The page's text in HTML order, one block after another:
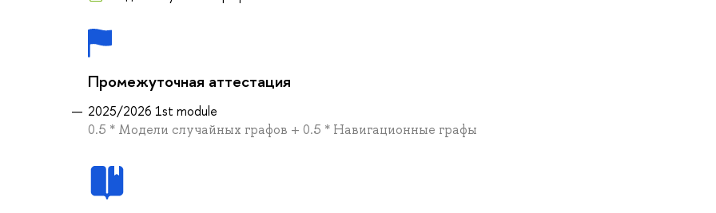
Промежуточная аттестация
2025/2026 1st module
0.5 * Модели случайных графов + 0.5 * Навигационные графы